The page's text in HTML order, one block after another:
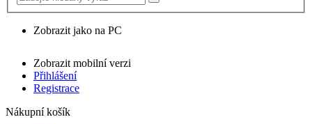
Zobrazit jako na PC
Zobrazit mobilní verzi
Přihlášení
Registrace
Nákupní košík